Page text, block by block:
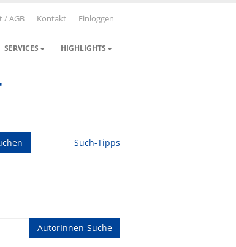
/ AGB Kontakt Einloggen
SERVICES HIGHLIGHTS
Such-Tipps
AutorInnen-Suche